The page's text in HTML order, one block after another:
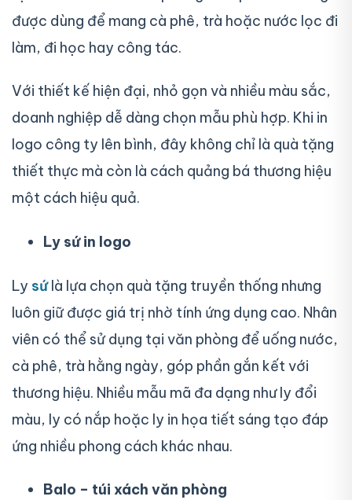
được dùng để mang cà phê, trà hoặc nước lọc đi
làm, đi học hay công tác.
Với thiết kế hiện đại, nhỏ gọn và nhiều màu sắc,
doanh nghiệp dễ dàng chọn mẫu phù hợp. Khi in
logo công ty lên bình, đây không chỉ là quà tặng
thiết thực mà còn là cách quảng bá thương hiệu
một cách hiệu quả.
Ly sứ in logo
Ly sứlà lựa chọn quà tặng truyền thống nhưng
luôn giữ được giá trị nhờ tính ứng dụng cao. Nhân
viên có thể sử dụng tại văn phòng để uống nước,
cà phê, trà hằng ngày, góp phần gắn kết với
thương hiệu. Nhiều mẫu mã đa dạng như ly đổi
màu, ly có nắp hoặc ly in họa tiết sáng tạo đáp
ứng nhiều phong cách khác nhau.
Balo – túi xách văn phòng